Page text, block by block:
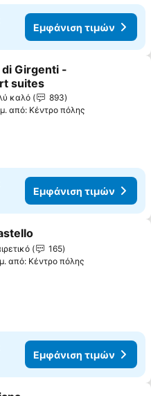
Εμφάνιση τιμών
στα αγαπημένα
di Girgenti -
suites
τιμών
καλό
893
από: Κέντρο πόλης
Εμφάνιση τιμών
στα αγαπημένα
165
από: Κέντρο πόλης
Εμφάνιση τιμών